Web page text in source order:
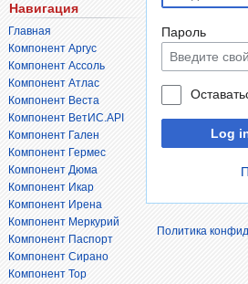
Пароль
Log
Навигация
Главная
Компонент Аргус
Компонент Ассоль
Компонент Атлас
Компонент Веста
Компонент ВетИС.API
Компонент Гален
Компонент Гермес
Компонент Дюма
Компонент Икар
Компонент Ирена
Компонент Меркурий
Компонент Паспорт
Компонент Сирано
Компонент Тор
Политика